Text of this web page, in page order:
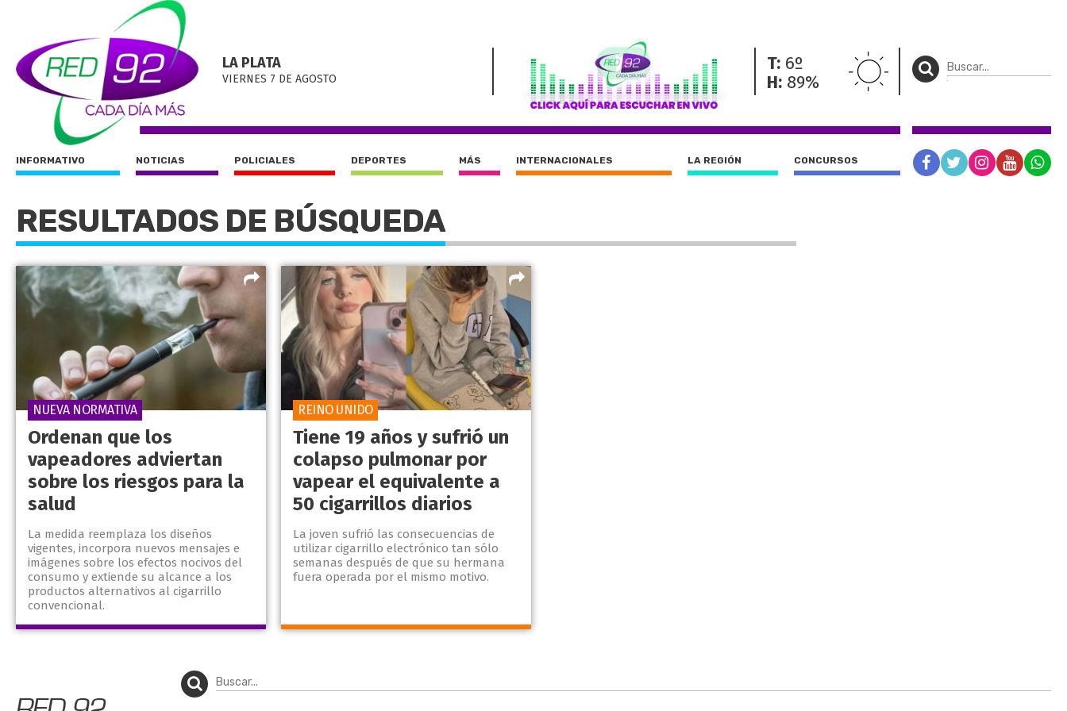
LA PLATA
VIERNES 7 DE AGOSTO
T: 6º
H: 89%
INFORMATIVO NOTICIAS POLICIALES DEPORTES MÁS INTERNACIONALES LA REGIÓN CONCURSOS
RESULTADOS DE BÚSQUEDA
Ordenan que los
vapeadores adviertan
sobre los riesgos para la
salud
La medida reemplaza los diseños
vigentes, incorpora nuevos mensajes e
imágenes sobre los efectos nocivos del
consumo y extiende su alcance a los
productos alternativos al cigarrillo
convencional.
NUEVA NORMATIVA
Tiene 19 años y sufrió un
colapso pulmonar por
vapear el equivalente a
50 cigarrillos diarios
La joven sufrió las consecuencias de
utilizar cigarrillo electrónico tan sólo
semanas después de que su hermana
fuera operada por el mismo motivo.
REINO UNIDO